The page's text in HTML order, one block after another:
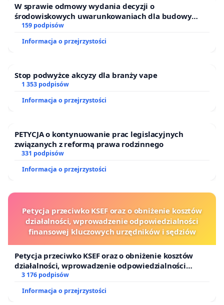
W sprawie odmowy wydania decyzji o
środowiskowych uwarunkowaniach dla budowy
zakładu wytwarzania biometanu „Krynki” w
Puszczy Knyszyńskiej
159 podpisów
Informacja o przejrzystości
Stop podwyżce akcyzy dla branży vape
1 353 podpisów
Informacja o przejrzystości
PETYCJA o kontynuowanie prac legislacyjnych
związanych z reformą prawa rodzinnego
331 podpisów
Informacja o przejrzystości
Petycja przeciwko KSEF oraz o obniżenie kosztów
działalności, wprowadzenie odpowiedzialności
finansowej kluczowych urzędników i sędziów
Petycja przeciwko KSEF oraz o obniżenie kosztów
działalności, wprowadzenie odpowiedzialności
finansowej kluczowych urzędników i sędziów
3 176 podpisów
Informacja o przejrzystości